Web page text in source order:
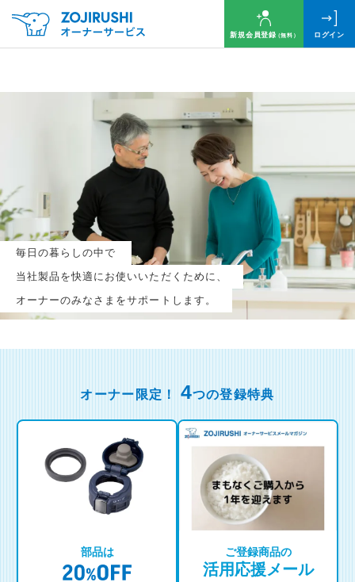
新規会員登録（無料） ログイン
毎日の暮らしの中で
当社製品を快適にお使いいただくために、
オーナーのみなさまをサポートします。
毎月抽選で 名様に
円分のQUOカードプレゼント！
新規会員登録（無料）
ログイン
※新規会員登録または追加製品登録をいただいた方が対象です
※オーナーサービスは日本国内にお住まいの個人の方向けサービスとなります
オーナー限定！ 4つの登録特典
部品は ご登録商品の
活用応援メール